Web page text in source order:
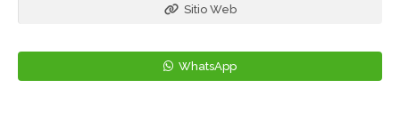
Sitio Web
WhatsApp